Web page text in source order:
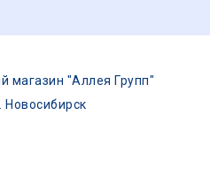
магазин "Аллея Групп"
Новосибирск